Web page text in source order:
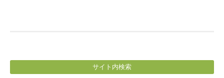
サイト内検索